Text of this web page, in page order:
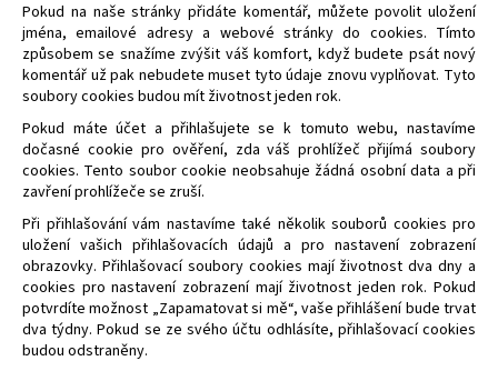
Pokud na naše stránky přidáte komentář, můžete povolit uložení
jména, emailové adresy a webové stránky do cookies. Tímto
způsobem se snažíme zvýšit váš komfort, když budete psát nový
komentář už pak nebudete muset tyto údaje znovu vyplňovat. Tyto
soubory cookies budou mít životnost jeden rok.
Pokud máte účet a přihlašujete se k tomuto webu, nastavíme
dočasné cookie pro ověření, zda váš prohlížeč přijímá soubory
cookies. Tento soubor cookie neobsahuje žádná osobní data a při
zavření prohlížeče se zruší.
Při přihlašování vám nastavíme také několik souborů cookies pro
uložení vašich přihlašovacích údajů a pro nastavení zobrazení
obrazovky. Přihlašovací soubory cookies mají životnost dva dny a
cookies pro nastavení zobrazení mají životnost jeden rok. Pokud
potvrdíte možnost „Zapamatovat si mě“, vaše přihlášení bude trvat
dva týdny. Pokud se ze svého účtu odhlásíte, přihlašovací cookies
budou odstraněny.
u
č
u
j
m
e
FINE
GUSTO
SUŠENÉ
MASO
BEEF
JERKY
NATURAL